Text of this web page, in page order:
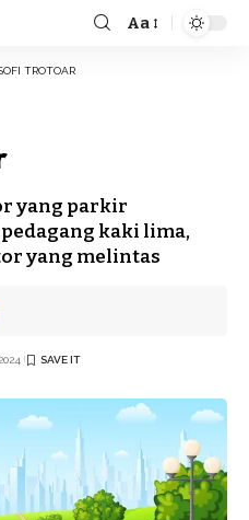
Font
Aa
TROTOAR
yang parkir
kaki lima,
yang melintas